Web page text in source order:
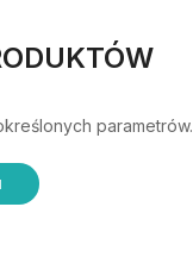
parametrów.